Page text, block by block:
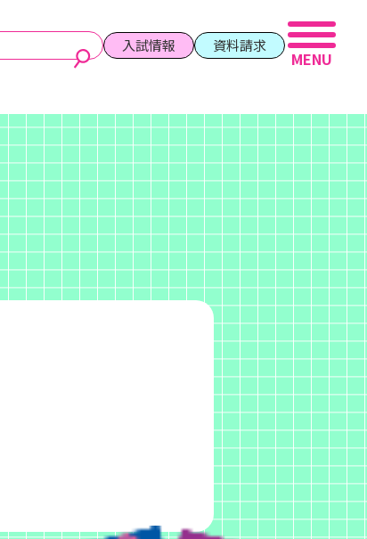
入試情報 資料請求